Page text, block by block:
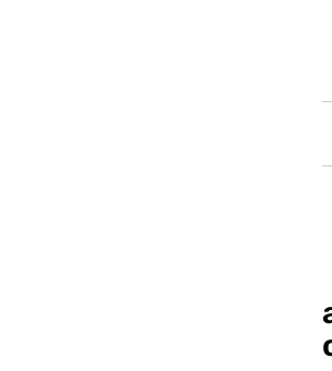
Málaga-Oviedo:
Rosaleda con un